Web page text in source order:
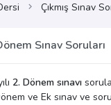
Çıkmış Sınav
Sınav Soruları
2. Dönem sınavı
ve Ek sınav ve